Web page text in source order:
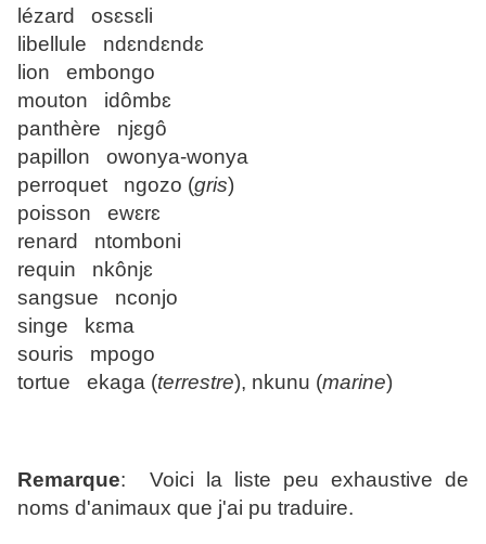
lézard osɛsɛli
libellule ndɛndɛndɛ
lion embongo
mouton idômbɛ
panthère njɛgô
papillon owonya-wonya
perroquet ngozo (gris)
poisson ewɛrɛ
renard ntomboni
requin nkônjɛ
sangsue nconjo
singe kɛma
souris mpogo
tortue ekaga (terrestre), nkunu (marine)
Remarque: Voici la liste peu exhaustive de
noms d'animaux que j'ai pu traduire.